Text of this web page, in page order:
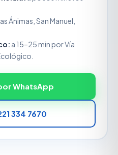
Ánimas, San Manuel,
a 15–25 min por Vía
WhatsApp
334 7670